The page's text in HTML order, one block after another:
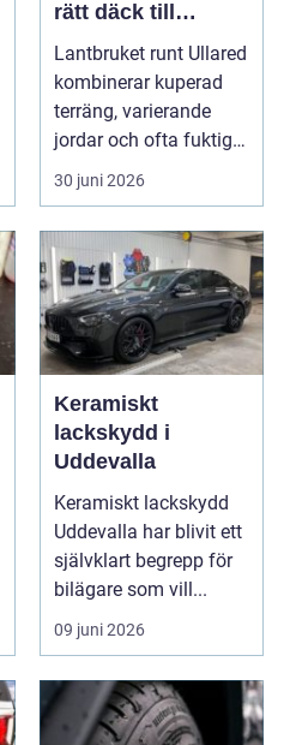
rätt däck till
gårdens maskiner
Lantbruket runt Ullared
kombinerar kuperad
terräng, varierande
jordar och ofta fuktigt
väder. Valet ...
30 juni 2026
Keramiskt
lackskydd i
Uddevalla
Keramiskt lackskydd
Uddevalla har blivit ett
självklart begrepp för
bilägare som vill...
09 juni 2026